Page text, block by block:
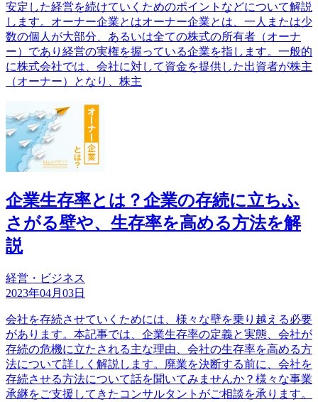
安定した経営を続けていくためのポイントなどについて解説
します。オーナー企業とはオーナー企業とは、一人または少
数の個人が大部分、あるいは全ての株式の所有者（オーナ
ー）であり経営の実権を握っている企業を指します。一般的
に株式会社では、会社に対して資金を提供した出資者が株主
（オーナー）となり、株主
企業生存率とは？企業の存続に立ちふ
さがる壁や、生存率を高める方法を解
説
経営・ビジネス
2023年04月03日
会社を存続させていくためには、様々な壁を乗り越える必要
があります。本記事では、企業生存率の定義と実態、会社が
存続の危機に立たされる主な理由、会社の生存率を高める方
法について詳しく解説します。廃業を決断する前に、会社を
存続させる方法について話を聞いてみませんか？様々な事業
承継をご支援してきたコンサルタントがご相談を承ります。